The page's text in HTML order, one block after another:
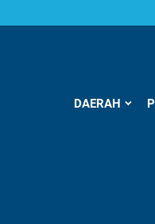
DAERAH